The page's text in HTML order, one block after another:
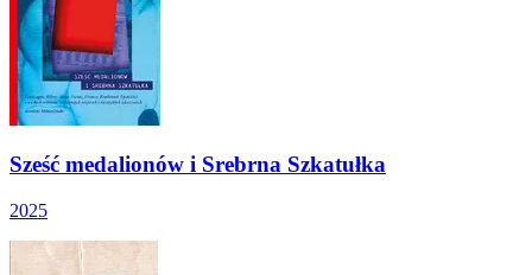
Sześć medalionów i Srebrna Szkatułka
2025